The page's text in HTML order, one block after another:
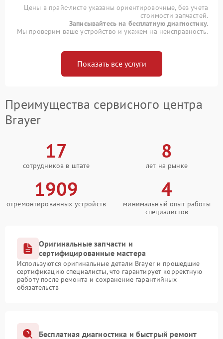
Цены в прайс-листе указаны ориентировочные, без учета
стоимости запчастей.
Записывайтесь на бесплатную диагностику.
Мы проверим ваше устройство и укажем на неисправность.
Показать все услуги
Преимущества сервисного центра
Brayer
17
сотрудников в штате
8
лет на рынке
1909
отремонтированных устройств
4
минимальный опыт работы
специалистов
Оригинальные запчасти и
сертифицированные мастера
Используются оригинальные детали Brayer и прошедшие
сертификацию специалисты, что гарантирует корректную
работу после ремонта и сохранение гарантийных
обязательств
Бесплатная диагностика и быстрый ремонт